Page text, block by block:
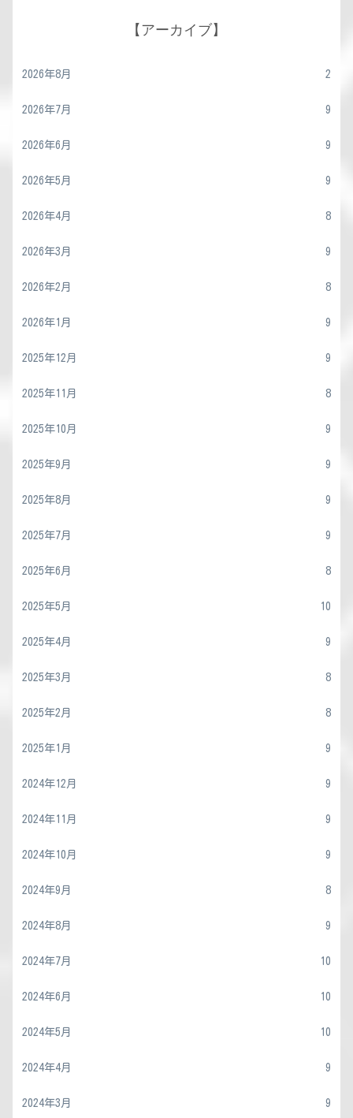
【アーカイブ】
2026年8月 2
2026年7月 9
2026年6月 9
2026年5月 9
2026年4月 8
2026年3月 9
2026年2月 8
2026年1月 9
2025年12月 9
2025年11月 8
2025年10月 9
2025年9月 9
2025年8月 9
2025年7月 9
2025年6月 8
2025年5月 10
2025年4月 9
2025年3月 8
2025年2月 8
2025年1月 9
2024年12月 9
2024年11月 9
2024年10月 9
2024年9月 8
2024年8月 9
2024年7月 10
2024年6月 10
2024年5月 10
2024年4月 9
2024年3月 9